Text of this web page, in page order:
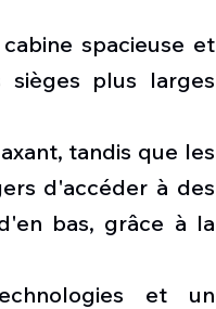
spacieuse et
sièges plus larges
tandis que les
d'accéder à des
bas, grâce à la
et un